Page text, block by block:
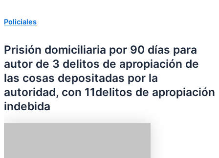
Policiales
Prisión domiciliaria por 90 días para
autor de 3 delitos de apropiación de
las cosas depositadas por la
autoridad, con 11delitos de apropiación
indebida